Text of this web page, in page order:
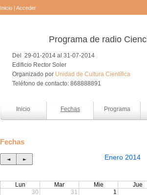
Inicio | Acceder
Programa de radio
Del 29-01-2014 al 31-07-2014
Edificio Rector Soler
Organizado por Unidad de Cultura Científica
Teléfono de contacto: 868888891
Inicio Fechas Programa
Fechas
◄ ► Enero 2014
Lun Mar Mie Jue
30
31 1